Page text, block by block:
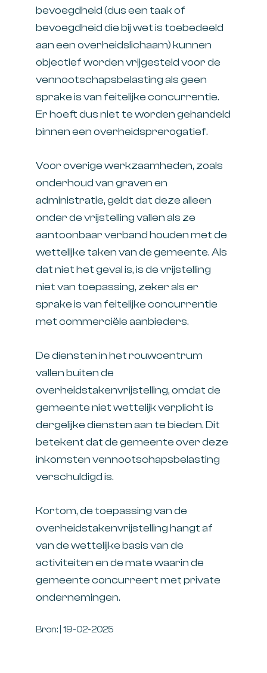
bevoegdheid (dus een taak of
bevoegdheid die bij wet is toebedeeld
aan een overheidslichaam) kunnen
objectief worden vrijgesteld voor de
vennootschapsbelasting als geen
sprake is van feitelijke concurrentie.
Er hoeft dus niet te worden gehandeld
binnen een overheidsprerogatief.
Voor overige werkzaamheden, zoals
onderhoud van graven en
administratie, geldt dat deze alleen
onder de vrijstelling vallen als ze
aantoonbaar verband houden met de
wettelijke taken van de gemeente. Als
dat niet het geval is, is de vrijstelling
niet van toepassing, zeker als er
sprake is van feitelijke concurrentie
met commerciële aanbieders.
De diensten in het rouwcentrum
vallen buiten de
overheidstakenvrijstelling, omdat de
gemeente niet wettelijk verplicht is
dergelijke diensten aan te bieden. Dit
betekent dat de gemeente over deze
inkomsten vennootschapsbelasting
verschuldigd is.
Kortom, de toepassing van de
overheidstakenvrijstelling hangt af
van de wettelijke basis van de
activiteiten en de mate waarin de
gemeente concurreert met private
ondernemingen.
Bron: | 19-02-2025